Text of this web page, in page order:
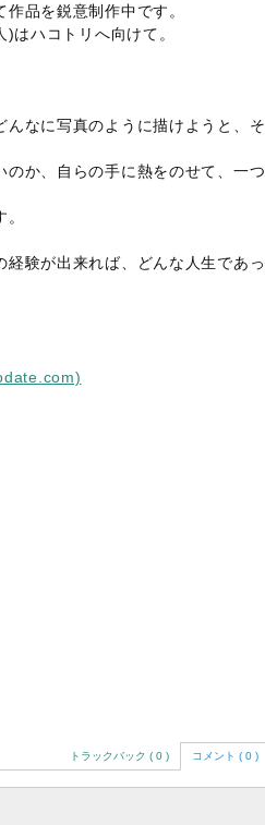
品を鋭意制作中です。
はハコトリへ向けて。
なに写真のように描けようと、そ
か、自らの手に熱をのせて、一つ
験が出来れば、どんな人生であっ
トラックバック ( 0 ) コメント ( 0 )